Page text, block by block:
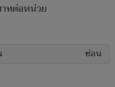
ทต่อหน่วย
ซ่อน